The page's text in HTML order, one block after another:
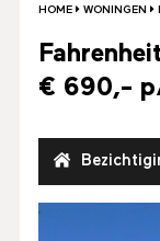
HOME WONINGEN
€ 690,-